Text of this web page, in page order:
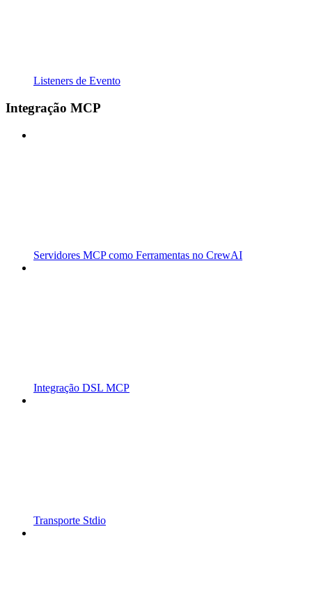
Listeners de Evento
Integração MCP
Servidores MCP como Ferramentas no CrewAI
Integração DSL MCP
Transporte Stdio